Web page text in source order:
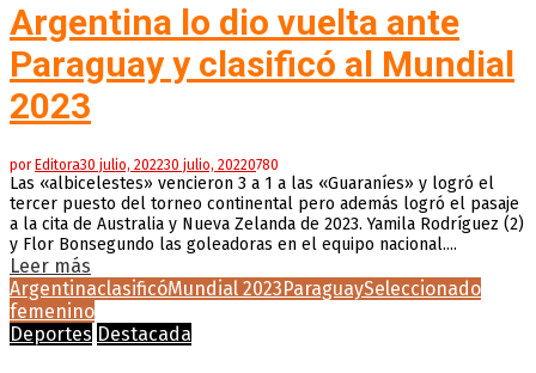
Argentina lo dio vuelta ante
Paraguay y clasificó al Mundial
2023
por Editora30 julio, 202230 julio, 20220780
Las «albicelestes» vencieron 3 a 1 a las «Guaraníes» y logró el
tercer puesto del torneo continental pero además logró el pasaje
a la cita de Australia y Nueva Zelanda de 2023. Yamila Rodríguez (2)
y Flor Bonsegundo las goleadoras en el equipo nacional....
Leer más
ArgentinaclasificóMundial 2023ParaguaySeleccionado
femenino
Deportes Destacada